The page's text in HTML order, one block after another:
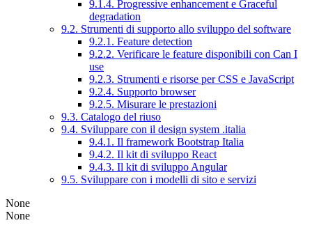
9.1.4. Progressive enhancement e Graceful
degradation
9.2. Strumenti di supporto allo sviluppo del software
9.2.1. Feature detection
9.2.2. Verificare le feature disponibili con Can I
use
9.2.3. Strumenti e risorse per CSS e JavaScript
9.2.4. Supporto browser
9.2.5. Misurare le prestazioni
9.3. Catalogo del riuso
9.4. Sviluppare con il design system .italia
9.4.1. Il framework Bootstrap Italia
9.4.2. Il kit di sviluppo React
9.4.3. Il kit di sviluppo Angular
9.5. Sviluppare con i modelli di sito e servizi
None
None